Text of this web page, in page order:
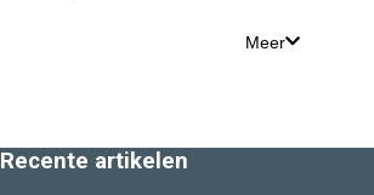
Meer
Recente artikelen